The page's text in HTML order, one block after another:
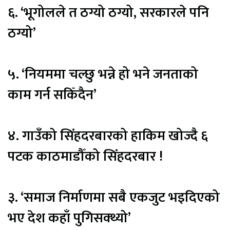
६. ‘भूगोलले त ठग्यो ठग्यो, सरकारले पनि
ठग्यो’
५. ‘नियममा चल्छु भन्ने हो भने जनताको
काम गर्न सकिँदैन’
४. गाउँको सिंहदरबारको हाकिम खोज्दै ६
पटक काठमाडौँको सिंहदरबार !
३. ‘समाज निर्माणमा सबै एकजुट भइदिएको
भए देश कहाँ पुगिसक्थ्यो’